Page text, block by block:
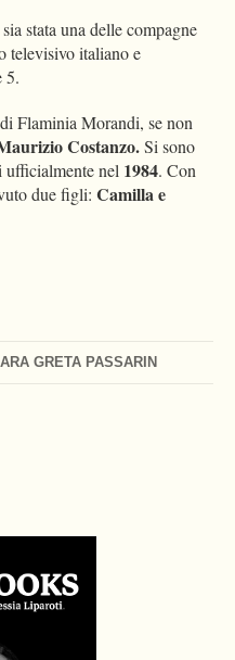
GRETA PASSARIN
sia stata una delle compagne
televisivo italiano e
5.
Flaminia Morandi, se non
Costanzo.Si sono
ufficialmente nel 1984. Con
due figli: Camilla e